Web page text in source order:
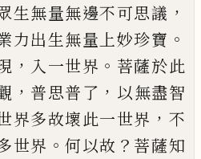
生無量無邊不可思議 ，
力出生無量上妙珍寶 。
， 入一世界 。 菩薩於此
， 普思普了 ， 以無盡智
界多故壞此一世界 ， 不
世界 。何以故 ？ 菩薩知